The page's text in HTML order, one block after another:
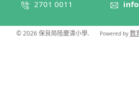
2701 0011
© 2026保良局陸慶濤小學. Powered by 教